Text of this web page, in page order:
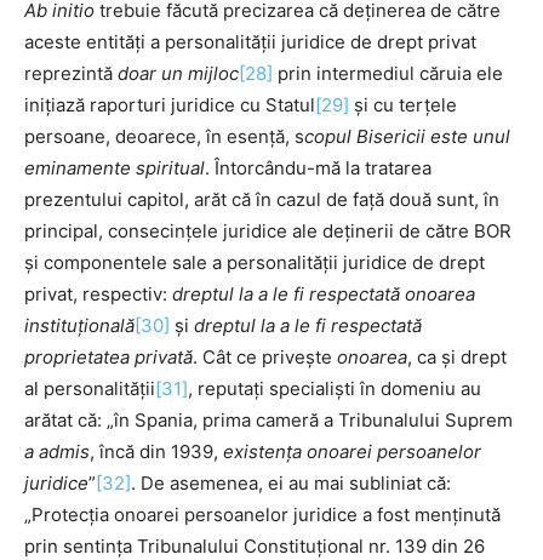
Ab initio trebuie făcută precizarea că deținerea de către
aceste entități a personalității juridice de drept privat
reprezintă doar un mijloc[28] prin intermediul căruia ele
inițiază raporturi juridice cu Statul[29] și cu terțele
persoane, deoarece, în esență, scopul Bisericii este unul
eminamente spiritual. Întorcându-mă la tratarea
prezentului capitol, arăt că în cazul de față două sunt, în
principal, consecințele juridice ale deținerii de către BOR
și componentele sale a personalității juridice de drept
privat, respectiv: dreptul la a le fi respectată onoarea
instituțională[30] și dreptul la a le fi respectată
proprietatea privată. Cât ce privește onoarea, ca și drept
al personalității[31], reputați specialiști în domeniu au
arătat că: „în Spania, prima cameră a Tribunalului Suprem
a admis, încă din 1939, existența onoarei persoanelor
juridice” [32]. De asemenea, ei au mai subliniat că:
„Protecția onoarei persoanelor juridice a fost menținută
prin sentința Tribunalului Constituțional nr. 139 din 26